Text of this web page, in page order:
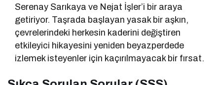
Serenay Sarıkaya ve Nejat İşler’i bir araya
getiriyor. Taşrada başlayan yasak bir aşkın,
çevrelerindeki herkesin kaderini değiştiren
etkileyici hikayesini yeniden beyazperdede
izlemek isteyenler için kaçırılmayacak bir fırsat.